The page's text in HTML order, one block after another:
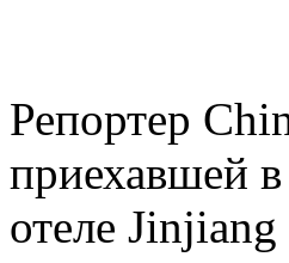
Репортер
приехавшей
отеле